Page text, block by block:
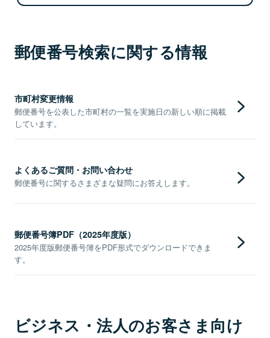
郵便番号検索に関する情報
市町村変更情報
郵便番号を公表した市町村の一覧を実施日の新しい順に掲載
しています。
よくあるご質問・お問い合わせ
郵便番号に関するさまざまな疑問にお答えします。
郵便番号簿PDF（2025年度版）
2025年度版郵便番号簿をPDF形式でダウンロードできま
す。
ビジネス・法人のお客さま向け